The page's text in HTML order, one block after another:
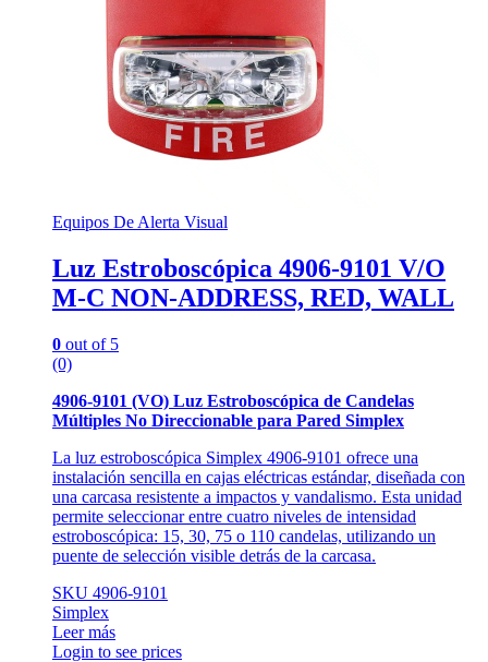
Equipos De Alerta Visual
Luz Estroboscópica 4906-9101 V/O
M-C NON-ADDRESS, RED, WALL
0 out of 5
(0)
4906-9101 (VO) Luz Estroboscópica de Candelas
Múltiples No Direccionable para Pared Simplex
La luz estroboscópica Simplex 4906-9101 ofrece una
instalación sencilla en cajas eléctricas estándar, diseñada con
una carcasa resistente a impactos y vandalismo. Esta unidad
permite seleccionar entre cuatro niveles de intensidad
estroboscópica: 15, 30, 75 o 110 candelas, utilizando un
puente de selección visible detrás de la carcasa.
SKU 4906-9101
Simplex
Leer más
Login to see prices